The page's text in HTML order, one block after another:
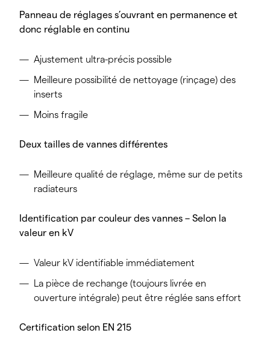
Panneau de réglages s’ouvrant en permanence et
donc réglable en continu
Ajustement ultra-précis possible
Meilleure possibilité de nettoyage (rinçage) des
inserts
Moins fragile
Deux tailles de vannes différentes
Meilleure qualité de réglage, même sur de petits
radiateurs
Identification par couleur des vannes – Selon la
valeur en kV
Valeur kV identifiable immédiatement
La pièce de rechange (toujours livrée en
ouverture intégrale) peut être réglée sans effort
Certification selon EN 215